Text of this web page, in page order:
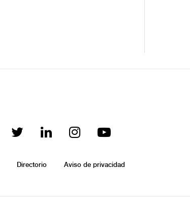
Directorio Aviso de privacidad